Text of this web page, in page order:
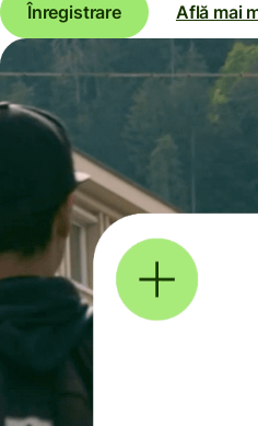
Înregistrare Află mai